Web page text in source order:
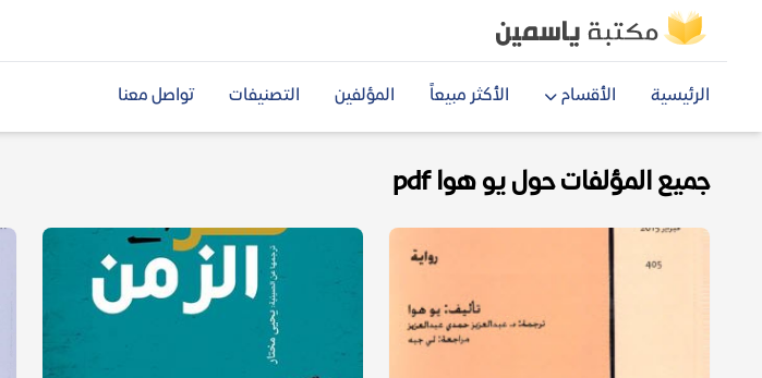
الرئيسية الأقسام الأكثر مبيعاً المؤلفين التصنيفات تواصل معنا
جميع المؤلفات حول يو هوا pdf